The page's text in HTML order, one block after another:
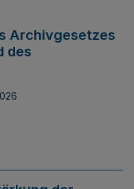
Archivgesetzes
des